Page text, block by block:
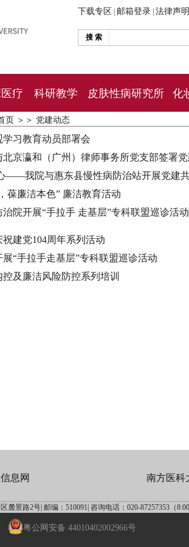
下载专区 邮箱登录 法律声明|
搜 索
疗 科研教学 皮肤性病研究所 化
页 ＞＞ 党建动态
习教育动员部署会
京瀛和（广州）律师事务所党支部签署
——我院与惠东县慢性病防治站开展党建
葆廉洁本色” 廉洁教育活动
院开展“手拉手 走基层”专科联盟巡诊活动
建党104周年系列活动
“手拉手走基层”专科联盟巡诊活动
及廉洁风险防控系列培训
息网 南方医科
麓景路2号| 邮编：510091| 咨询电话：020-87257353（
粤公网安备 44010402002966号